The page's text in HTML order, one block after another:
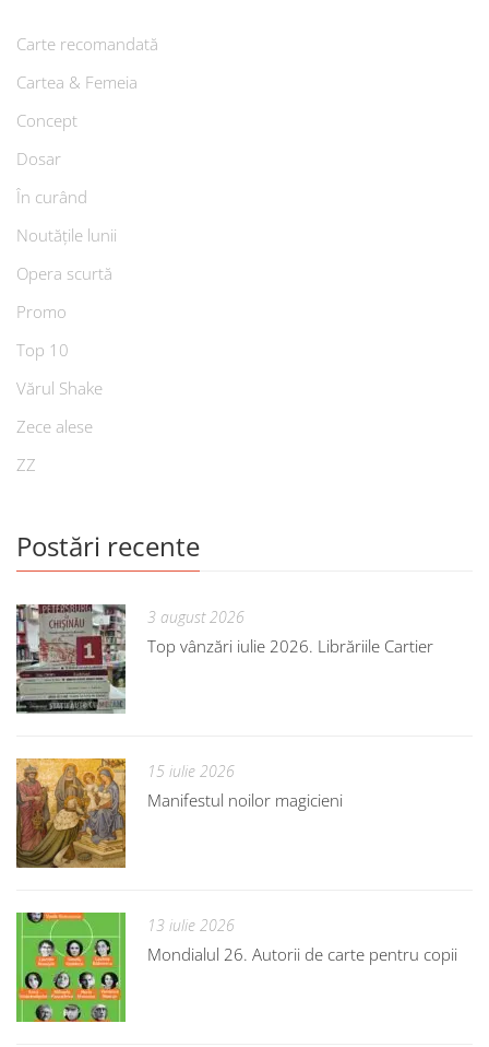
Carte recomandată
Cartea & Femeia
Concept
Dosar
În curând
Noutățile lunii
Opera scurtă
Promo
Top 10
Vărul Shake
Zece alese
ZZ
Postări recente
3 august 2026
Top vânzări iulie 2026. Librăriile Cartier
15 iulie 2026
Manifestul noilor magicieni
13 iulie 2026
Mondialul 26. Autorii de carte pentru copii